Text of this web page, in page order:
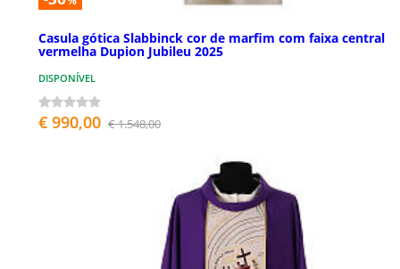
Casula gótica Slabbinck cor de marfim com faixa central
vermelha Dupion Jubileu 2025
DISPONÍVEL
€ 990,00 € 1.548,00